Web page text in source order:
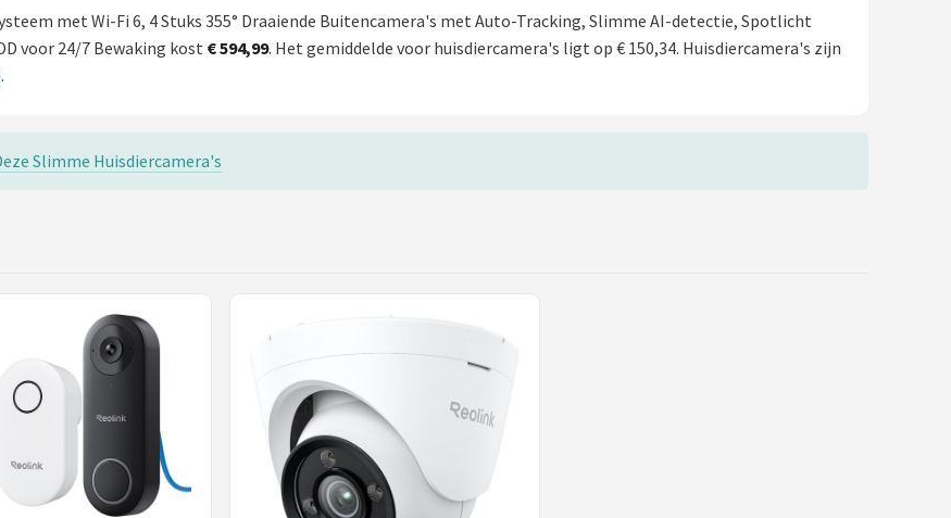
met Wi-Fi 6, 4 Stuks 355° Draaiende Buitencamera's met Auto-Tracking, Slimme AI-detectie, Spotlicht
voor 24/7 Bewaking kost € 594,99. Het gemiddelde voor huisdiercamera's ligt op € 150,34. Huisdiercamera's zijn
.
Slimme Huisdiercamera's